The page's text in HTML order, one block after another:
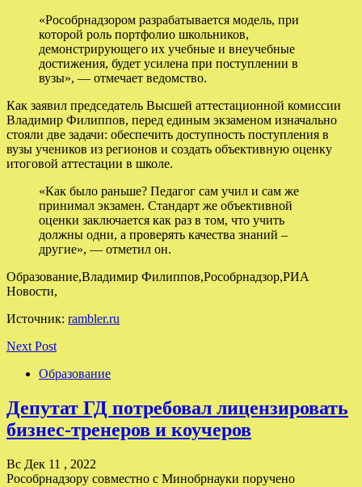
«Рособрнадзором разрабатывается модель, при
которой роль портфолио школьников,
демонстрирующего их учебные и внеучебные
достижения, будет усилена при поступлении в
вузы», — отмечает ведомство.
Как заявил председатель Высшей аттестационной комиссии
Владимир Филиппов, перед единым экзаменом изначально
стояли две задачи: обеспечить доступность поступления в
вузы учеников из регионов и создать объективную оценку
итоговой аттестации в школе.
«Как было раньше? Педагог сам учил и сам же
принимал экзамен. Стандарт же объективной
оценки заключается как раз в том, что учить
должны одни, а проверять качества знаний –
другие», — отметил он.
Образование,Владимир Филиппов,Рособрнадзор,РИА
Новости,
Источник: rambler.ru
Next Post
Образование
Депутат ГД потребовал лицензировать
бизнес-тренеров и коучеров
Вс Дек 11 , 2022
Рособрнадзору совместно с Минобрнауки поручено